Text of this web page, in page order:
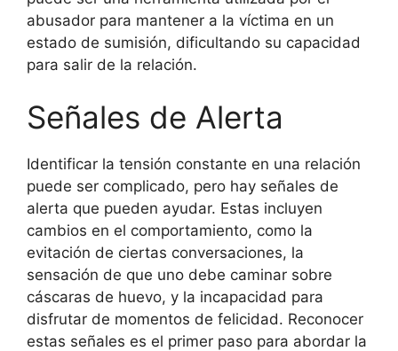
abusador para mantener a la víctima en un
estado de sumisión, dificultando su capacidad
para salir de la relación.
Señales de Alerta
Identificar la tensión constante en una relación
puede ser complicado, pero hay señales de
alerta que pueden ayudar. Estas incluyen
cambios en el comportamiento, como la
evitación de ciertas conversaciones, la
sensación de que uno debe caminar sobre
cáscaras de huevo, y la incapacidad para
disfrutar de momentos de felicidad. Reconocer
estas señales es el primer paso para abordar la